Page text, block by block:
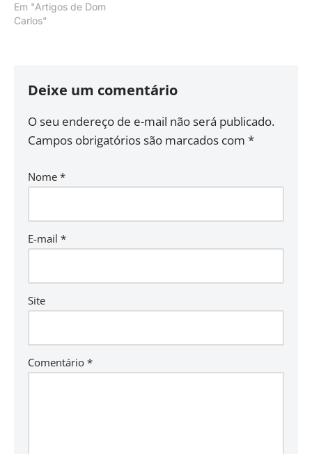
Em "Artigos de Dom
Carlos"
Deixe um comentário
O seu endereço de e-mail não será publicado.
Campos obrigatórios são marcados com *
Nome *
E-mail *
Site
Comentário *